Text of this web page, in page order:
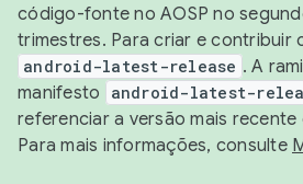
código-fonte no AOSP no
trimestres. Para criar e contribuir
android-latest-release . A
manifesto
android-latest-
referenciar a versão mais recente
Para mais informações, consulte